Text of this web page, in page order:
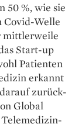
50 %, wie sie
Covid-Welle
mittlerweile
Start-up
Patienten
erkannt
zurück­
Global